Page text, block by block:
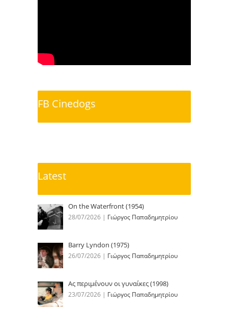
FB Cinedogs
Latest
On the Waterfront (1954)
28/07/2026 | Γιώργος Παπαδημητρίου
Barry Lyndon (1975)
26/07/2026 | Γιώργος Παπαδημητρίου
Ας περιμένουν οι γυναίκες (1998)
23/07/2026 | Γιώργος Παπαδημητρίου